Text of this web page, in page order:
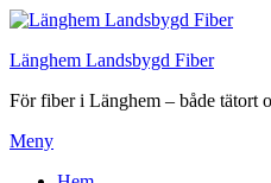
Hoppa
innehåll
Länghem Landsbygd Fiber
För fiber i Länghem – både tätort
Meny